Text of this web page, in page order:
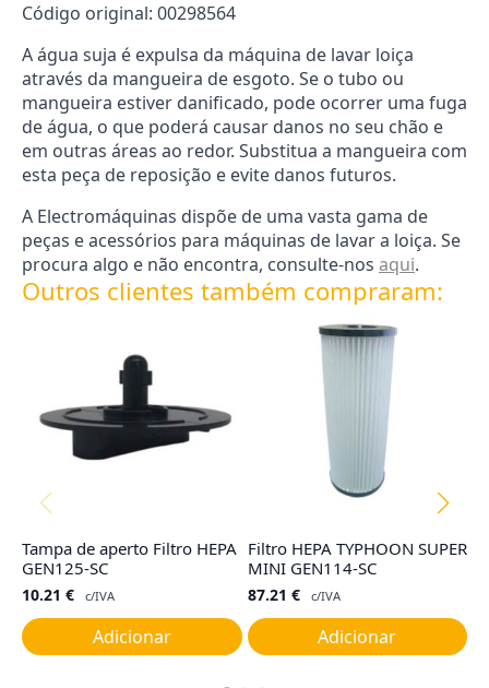
Código original: 00298564
A água suja é expulsa da máquina de lavar loiça
através da mangueira de esgoto. Se o tubo ou
mangueira estiver danificado, pode ocorrer uma fuga
de água, o que poderá causar danos no seu chão e
em outras áreas ao redor. Substitua a mangueira com
esta peça de reposição e evite danos futuros.
A Electromáquinas dispõe de uma vasta gama de
peças e acessórios para máquinas de lavar a loiça. Se
procura algo e não encontra, consulte-nos aqui.
Outros clientes também compraram:
Tampa de aperto Filtro HEPA
GEN125-SC
10.21 € c/IVA
Adicionar
Filtro HEPA TYPHOON SUPER
MINI GEN114-SC
87.21 € c/IVA
Adicionar